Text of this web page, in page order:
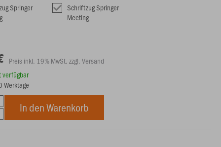
Springer
Schriftzug Springer
Meeting
Preis inkl. 19% MwSt. zzgl. Versand
verfügbar
Werktage
In den Warenkorb